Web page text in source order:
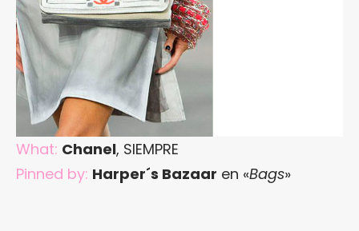
What: Chanel, SIEMPRE
Pinned by: Harper´s Bazaar en «Bags»